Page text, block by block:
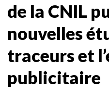
de la CNIL
nouvelles
traceurs et
publicitaire